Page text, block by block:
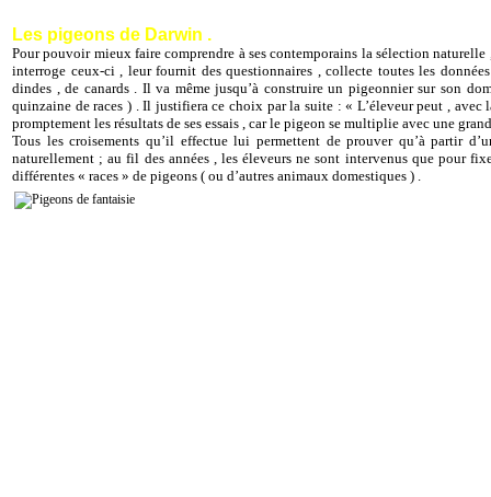
Les pigeons de Darwin .
Pour pouvoir mieux faire comprendre à ses contemporains la sélection
interroge ceux-ci , leur fournit des questionnaires , collecte toutes les
dindes , de canards . Il va même jusqu’à construire un pigeonnier sur son
quinzaine de races ) . Il justifiera ce choix par la suite : « L’éleveur peut ,
promptement les résultats de ses essais , car le pigeon se multiplie avec une
Tous les croisements qu’il effectue lui permettent de prouver qu’à partir
naturellement ; au fil des années , les éleveurs ne sont intervenus que pour
différentes « races » de pigeons ( ou d’autres animaux domestiques ) .